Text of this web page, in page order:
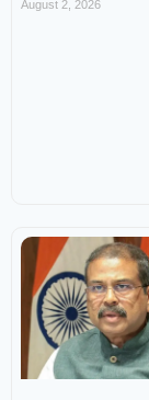
August 2, 2026